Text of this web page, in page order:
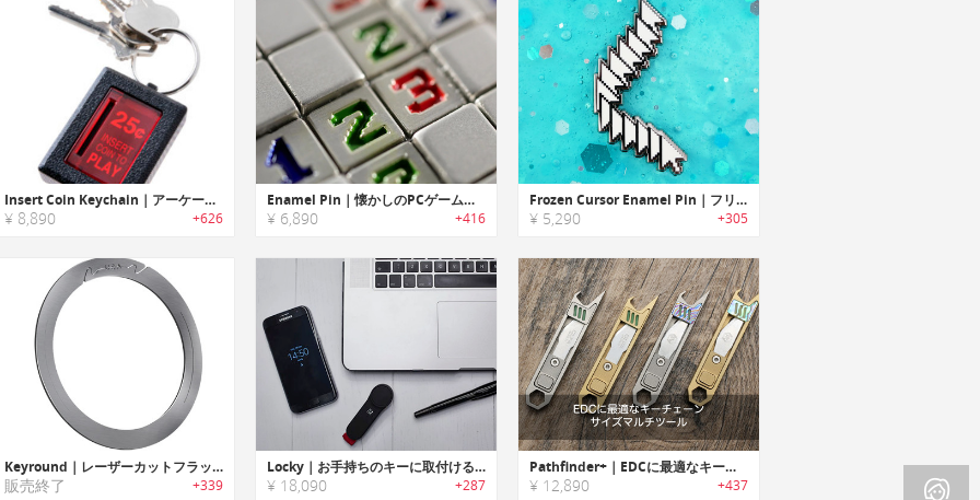
Insert Coin Keychain｜アーケードゲームのコイン投入口モチーフキーチェーン
¥ 8,890 +626
Enamel Pin｜懐かしのPCゲームモチーフのエナメルピン
¥ 6,890 +416
Frozen Cursor Enamel Pin｜フリーズしたカーソルモチーフエナメルピン
¥ 5,290 +305
Keyround｜レーザーカットフラットデザインキーリング「キーラウンド」
販売終了 +339
Locky｜お手持ちのキーに取付けるスマートキーオーバーレイ「ロッキー」
¥ 18,090 +287
Pathfinder+｜EDCに最適なキーチェーンサイズマルチツール「パスファインダー」
¥ 12,890 +437